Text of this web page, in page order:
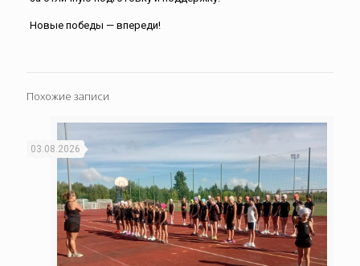
Новые победы — впереди!
Похожие записи
03.08.2026